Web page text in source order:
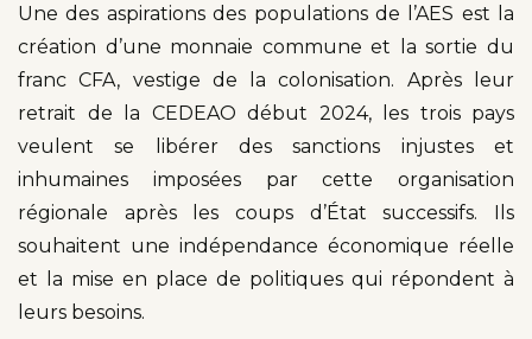
Une des aspirations des populations de l’AES est la
création d’une monnaie commune et la sortie du
franc CFA, vestige de la colonisation. Après leur
retrait de la CEDEAO début 2024, les trois pays
veulent se libérer des sanctions injustes et
inhumaines imposées par cette organisation
régionale après les coups d’État successifs. Ils
souhaitent une indépendance économique réelle
et la mise en place de politiques qui répondent à
leurs besoins.